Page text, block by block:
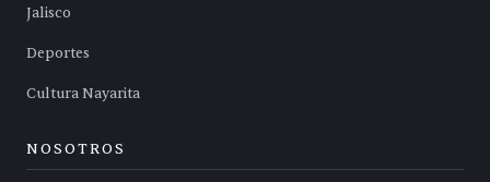
Jalisco
Deportes
Cultura Nayarita
NOSOTROS